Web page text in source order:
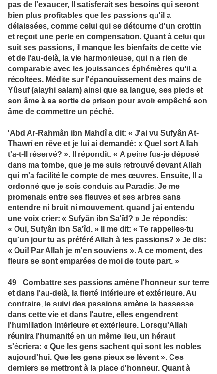
pas de l'exaucer, Il satisferait ses besoins qui seront
bien plus profitables que les passions qu'il a
délaissées, comme celui qui se détourne d'un crottin
et reçoit une perle en compensation. Quant à celui qui
suit ses passions, il manque les bienfaits de cette vie
et de l'au-delà, la vie harmonieuse, qui n'a rien de
comparable avec les jouissances éphémères qu'il a
récoltées. Médite sur l'épanouissement des mains de
Yûsuf (alayhi salam) ainsi que sa langue, ses pieds et
son âme à sa sortie de prison pour avoir empêché son
âme de commettre un péché.
'Abd Ar-Rahmân ibn Mahdî a dit: « J'ai vu Sufyân At-
Thawrî en rêve et je lui ai demandé: « Quel sort Allah
t'a-t-Il réservé? ». Il répondit: « A peine fus-je déposé
dans ma tombe, que je me suis retrouvé devant Allah
qui m'a facilité le compte de mes œuvres. Ensuite, Il a
ordonné que je sois conduis au Paradis. Je me
promenais entre ses fleuves et ses arbres sans
entendre ni bruit ni mouvement, quand j'ai entendu
une voix crier: « Sufyân ibn Sa'îd? » Je répondis:
« Oui, Sufyân ibn Sa'îd. » Il me dit: « Te rappelles-tu
qu'un jour tu as préféré Allah à tes passions? » Je dis:
« Oui! Par Allah je m'en souviens ». A ce moment, des
fleurs se sont emparées de moi de toute part. »
49_ Combattre ses passions amène l'honneur sur terre
et dans l'au-delà, la fierté intérieure et extérieure. Au
contraire, le suivi des passions amène la bassesse
dans cette vie et dans l'autre, elles engendrent
l'humiliation intérieure et extérieure. Lorsqu'Allah
réunira l'humanité en un même lieu, un héraut
s'écriera: « Que les gens sachent qui sont les nobles
aujourd'hui. Que les gens pieux se lèvent ». Ces
derniers se mettront à la place d'honneur. Quant à